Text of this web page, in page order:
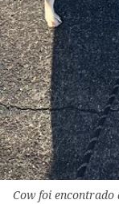
Cow foi